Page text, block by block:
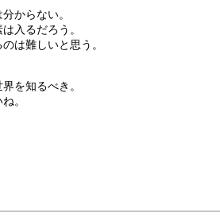
からない。
入るだろう。
は難しいと思う。
を知るべき。
。